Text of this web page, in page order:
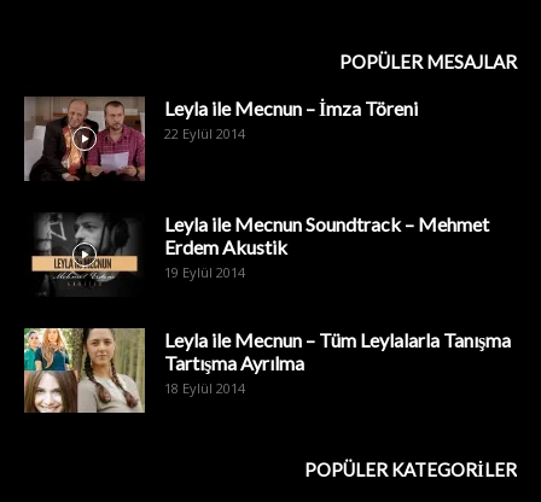
POPÜLER MESAJLAR
Leyla ile Mecnun – İmza Töreni
22 Eylül 2014
Leyla ile Mecnun Soundtrack – Mehmet
Erdem Akustik
19 Eylül 2014
Leyla ile Mecnun – Tüm Leylalarla Tanışma
Tartışma Ayrılma
18 Eylül 2014
POPÜLER KATEGORİLER